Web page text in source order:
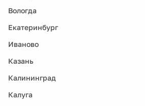
Вологда
Екатеринбург
Иваново
Казань
Калининград
Калуга